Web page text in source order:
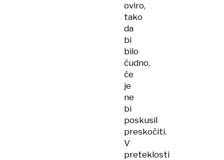
oviro,
tako
da
bi
bilo
čudno,
če
je
ne
bi
poskusil
preskočiti.
V
preteklosti